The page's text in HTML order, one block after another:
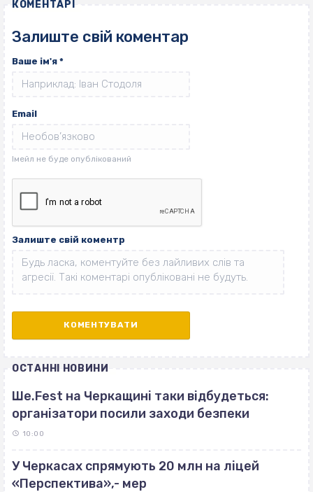
КОМЕНТАРІ
Залиште свій коментар
Ваше ім'я *
Email
Залиште свій коментр
ОСТАННІ НОВИНИ
Ше.Fest на Черкащині таки відбудеться:
організатори посили заходи безпеки
10:00
У Черкасах спрямують 20 млн на ліцей
«Перспектива»,- мер